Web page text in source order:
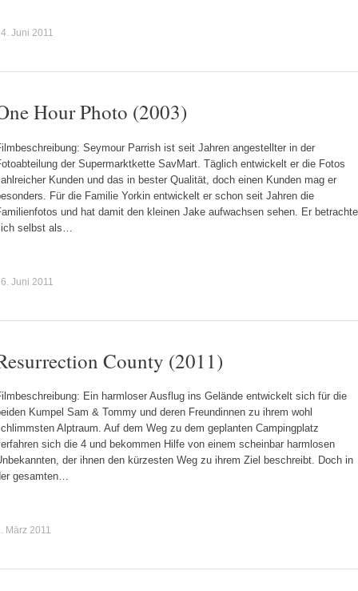
Juni 2011
Hour Photo (2003)
Seymour Parrish ist seit Jahren angestellter in der
der Supermarktkette SavMart. Täglich entwickelt er die Fotos
Kunden und das in bester Qualität, doch einen Kunden mag er
Für die Familie Yorkin entwickelt er schon seit Jahren die
und hat damit den kleinen Jake aufwachsen sehen. Er
selbst als…
Juni 2011
County (2011)
Ein harmloser Ausflug ins Gelände entwickelt sich für die
Kumpel Sam & Tommy und deren Freundinnen zu ihrem wohl
Alptraum. Auf dem Weg zu dem geplanten Campingplatz
sich die 4 und bekommen Hilfe von einem scheinbar harmlosen
der ihnen den kürzesten Weg zu ihrem Ziel beschreibt. Doch in
gesamten…
März 2011